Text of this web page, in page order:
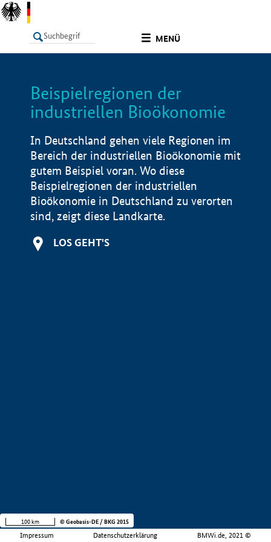
MENÜ
LISTE
Beispielregionen der
industriellen Bioökonomie
In Deutschland gehen viele Regionen im
Bereich der industriellen Bioökonomie mit
gutem Beispiel voran. Wo diese
Beispielregionen der industriellen
Bioökonomie in Deutschland zu verorten
sind, zeigt diese Landkarte.
LOS GEHT'S
Impressum Datenschutzerklärung BMWi.de, 2021 ©
100 km © Geobasis-DE / BKG 2015